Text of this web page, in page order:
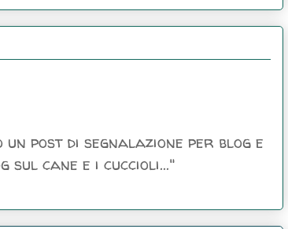
post di segnalazione per blog e
sul cane e i cuccioli..."